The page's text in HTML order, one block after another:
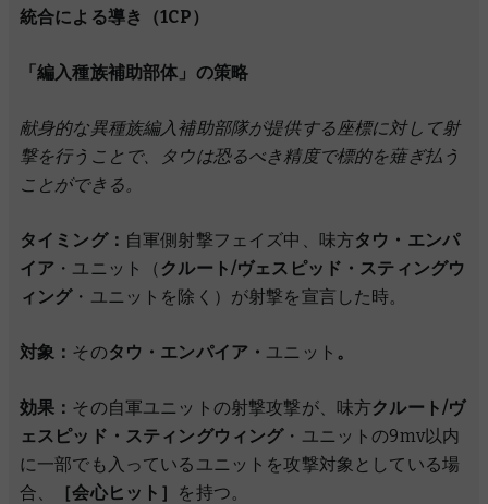
統合による導き（1CP）
「編入種族補助部体」の策略
献身的な異種族編入補助部隊が提供する座標に対して射
撃を行うことで、タウは恐るべき精度で標的を薙ぎ払う
ことができる。
タイミング： 自軍側射撃フェイズ中、味方タウ・エンパ
イア ・ユニット（ クルート/ヴェスピッド・スティングウ
ィング・ユニットを除く）が射撃を宣言した時。
対象： そのタウ・エンパイア・ ユニット 。
効果： その自軍ユニットの射撃攻撃が、味方クルート/ヴ
ェスピッド・スティングウィング・ユニットの9mv以内
に一部でも入っているユニットを攻撃対象としている場
合、
［会心ヒット］ を持つ。